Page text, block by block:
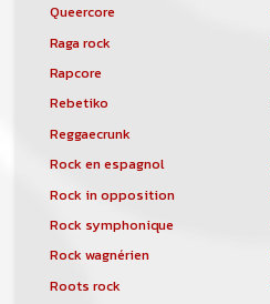
Queercore
Raga rock
Rapcore
Rebetiko
Reggaecrunk
Rock en espagnol
Rock in opposition
Rock symphonique
Rock wagnérien
Roots rock